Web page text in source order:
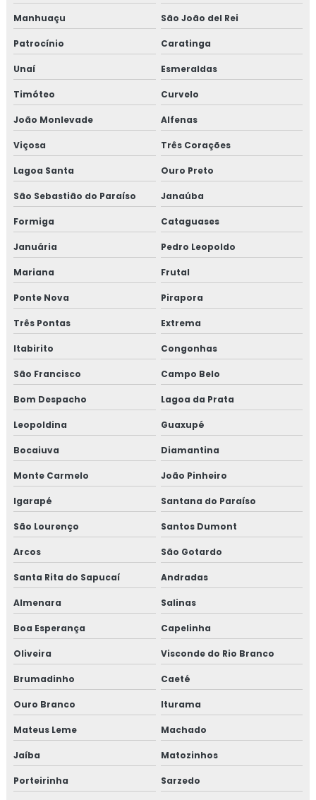
Isolamento térmico para onshore
Isolamento térmico para refinaria
Isolamento térmico para refinaria de petróleo
Isolamento térmico para reservatórios
Isolamento térmico para steel frame
Isolamento térmico para tanques
Isolamento térmico para tubulação
Isolamento térmico para tubulação de água gelada
Isolamento térmico para tubulação de água gelada rj
Isolamento térmico para tubulação de água quente
Isolamento térmico para tubulação de cobre
Isolamento térmico para tubulação de vapor
Isolamento térmico poliuretano
Isolamento térmico poliuretano injetado
Isolamento térmico poliuretano injetado preço
Isolamento térmico preço
Isolamento térmico tubo de água quente
Isolamento térmico tubulação industrial
Janela de inspeção termográfica
Jaquetas para turbina
Jaquetas térmica para turbina
Jaquetas térmicas isolantes
Projeto de isolamento térmico
Proteção passiva
Proteção passiva contra fogo
Manhuaçu São João del Rei
Patrocínio Caratinga
Unaí Esmeraldas
Timóteo Curvelo
João Monlevade Alfenas
Viçosa Três Corações
Lagoa Santa Ouro Preto
São Sebastião do Paraíso Janaúba
Formiga Cataguases
Januária Pedro Leopoldo
Mariana Frutal
Ponte Nova Pirapora
Três Pontas Extrema
Itabirito Congonhas
São Francisco Campo Belo
Bom Despacho Lagoa da Prata
Leopoldina Guaxupé
Bocaiuva Diamantina
Monte Carmelo João Pinheiro
Igarapé Santana do Paraíso
São Lourenço Santos Dumont
Arcos São Gotardo
Santa Rita do Sapucaí Andradas
Almenara Salinas
Boa Esperança Capelinha
Oliveira Visconde do Rio Branco
Brumadinho Caeté
Ouro Branco Iturama
Mateus Leme Machado
Jaíba Matozinhos
Porteirinha Sarzedo